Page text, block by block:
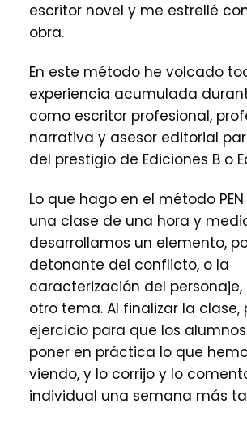
escritor novel y me estrellé
obra.
En este método he volcado
experiencia acumulada
como escritor profesional,
narrativa y asesor editorial
del prestigio de Ediciones B o
Lo que hago en el método
una clase de una hora y
desarrollamos un elemento,
detonante del conflicto, o la
caracterización del
otro tema. Al finalizar la clase,
ejercicio para que los
poner en práctica lo que
viendo, y lo corrijo y lo
individual una semana más